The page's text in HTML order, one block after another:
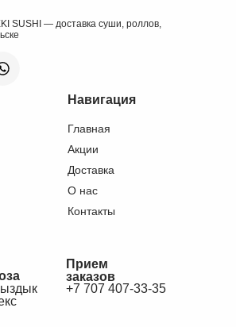
+7 707 407-33-35
Прием
заказов
Навигация
Главная
Доставка
О нас
Контакты
Акции
SUSHI — доставка суши, роллов,